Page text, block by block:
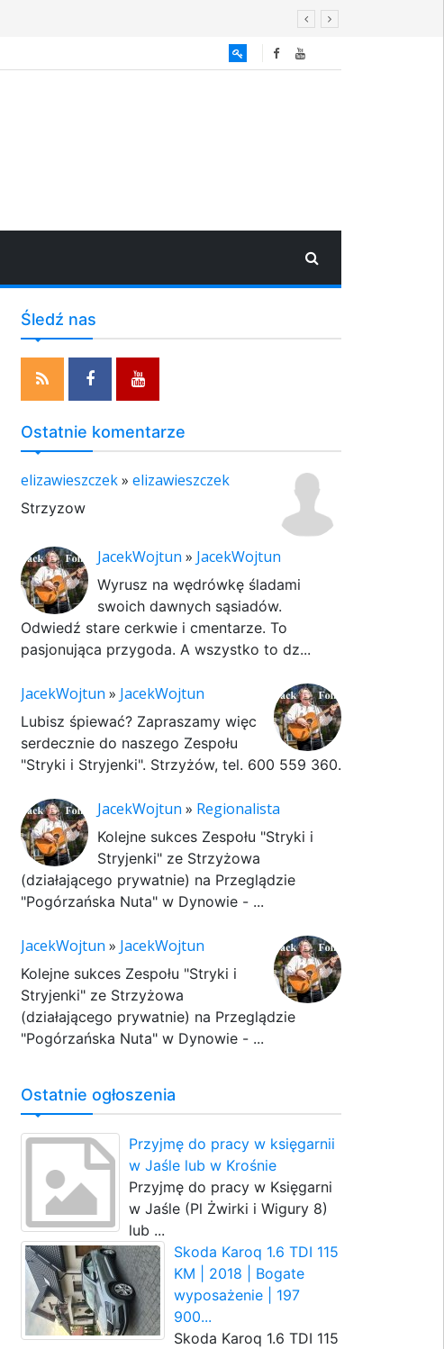
Śledź nas
Ostatnie komentarze
elizawieszczek» elizawieszczek
Strzyzow
JacekWojtun » JacekWojtun
Wyrusz na wędrówkę śladami
swoich dawnych sąsiadów.
Odwiedź stare cerkwie i cmentarze. To
pasjonująca przygoda. A wszystko to dz...
JacekWojtun » JacekWojtun
Lubisz śpiewać? Zapraszamy więc
serdecznie do naszego Zespołu
"Stryki i Stryjenki". Strzyżów, tel. 600 559 360.
JacekWojtun » Regionalista
Kolejne sukces Zespołu "Stryki i
Stryjenki" ze Strzyżowa
(działającego prywatnie) na Przeglądzie
"Pogórzańska Nuta" w Dynowie - ...
JacekWojtun » JacekWojtun
Kolejne sukces Zespołu "Stryki i
Stryjenki" ze Strzyżowa
(działającego prywatnie) na Przeglądzie
"Pogórzańska Nuta" w Dynowie - ...
Ostatnie ogłoszenia
Przyjmę do pracy w księgarnii
w Jaśle lub w Krośnie
Przyjmę do pracy w Księgarni
w Jaśle (Pl Żwirki i Wigury 8)
lub ...
Skoda Karoq 1.6 TDI 115
KM | 2018 | Bogate
wyposażenie | 197
900...
Skoda Karoq 1.6 TDI 115